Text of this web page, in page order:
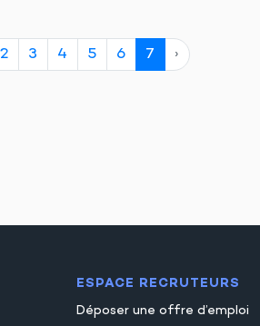
2 3 4 5 6 7 ›
ESPACE RECRUTEURS
Déposer une offre d’emploi